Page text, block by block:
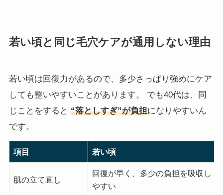
若い頃と同じ毛穴ケアが通用しない理由
若い頃は回復力があるので、多少さっぱり強めにケア
しても整いやすいことがあります。 でも40代は、同
じことをすると “落としすぎ”が負担になりやすいん
です。
項目 若い頃
肌の立て直し
回復が早く、多少の負担を吸収し
やすい